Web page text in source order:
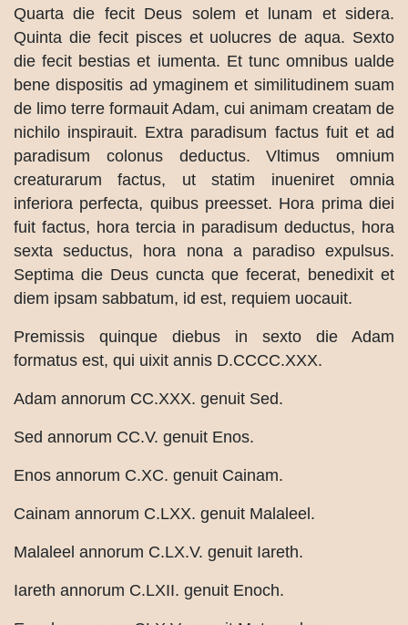
Quarta die fecit Deus solem et lunam et sidera.
Quinta die fecit pisces et uolucres de aqua. Sexto
die fecit bestias et iumenta. Et tunc omnibus ualde
bene dispositis ad ymaginem et similitudinem suam
de limo terre formauit Adam, cui animam creatam de
nichilo inspirauit. Extra paradisum factus fuit et ad
paradisum colonus deductus. Vltimus omnium
creaturarum factus, ut statim inueniret omnia
inferiora perfecta, quibus preesset. Hora prima diei
fuit factus, hora tercia in paradisum deductus, hora
sexta seductus, hora nona a paradiso expulsus.
Septima die Deus cuncta que fecerat, benedixit et
diem ipsam sabbatum, id est, requiem uocauit.
Premissis quinque diebus in sexto die Adam
formatus est, qui uixit annis D.CCCC.XXX.
Adam annorum CC.XXX. genuit Sed.
Sed annorum CC.V. genuit Enos.
Enos annorum C.XC. genuit Cainam.
Cainam annorum C.LXX. genuit Malaleel.
Malaleel annorum C.LX.V. genuit Iareth.
Iareth annorum C.LXII. genuit Enoch.